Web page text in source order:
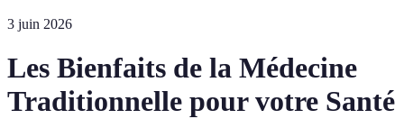
3 juin 2026
Les Bienfaits de la Médecine
Traditionnelle pour votre Santé